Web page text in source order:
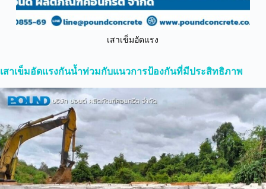
เสาเข็มอัดแรง
เสาเข็มอัดแรงกันน้ำท่วมกับแนวการป้องกันที่มีประสิทธิภาพ